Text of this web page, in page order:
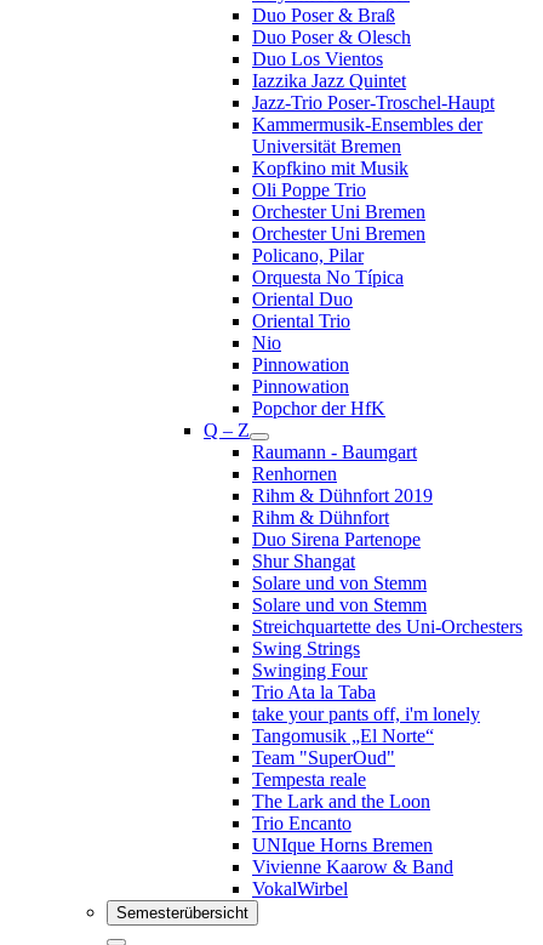
Duo Poser & Braß
Duo Poser & Olesch
Duo Los Vientos
Iazzika Jazz Quintet
Jazz-Trio Poser-Troschel-Haupt
Kammermusik-Ensembles der
Universität Bremen
Kopfkino mit Musik
Oli Poppe Trio
Orchester Uni Bremen
Orchester Uni Bremen
Policano, Pilar
Orquesta No Típica
Oriental Duo
Oriental Trio
Nio
Pinnowation
Pinnowation
Popchor der HfK
Q – Z
Raumann - Baumgart
Renhornen
Rihm & Dühnfort 2019
Rihm & Dühnfort
Duo Sirena Partenope
Shur Shangat
Solare und von Stemm
Solare und von Stemm
Streichquartette des Uni-Orchesters
Swing Strings
Swinging Four
Trio Ata la Taba
take your pants off, i'm lonely
Tangomusik „El Norte“
Team "SuperOud"
Tempesta reale
The Lark and the Loon
Trio Encanto
UNIque Horns Bremen
Vivienne Kaarow & Band
VokalWirbel
Semesterübersicht